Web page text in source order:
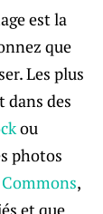
est la
que
Les plus
dans des
ou
photos
,
et que